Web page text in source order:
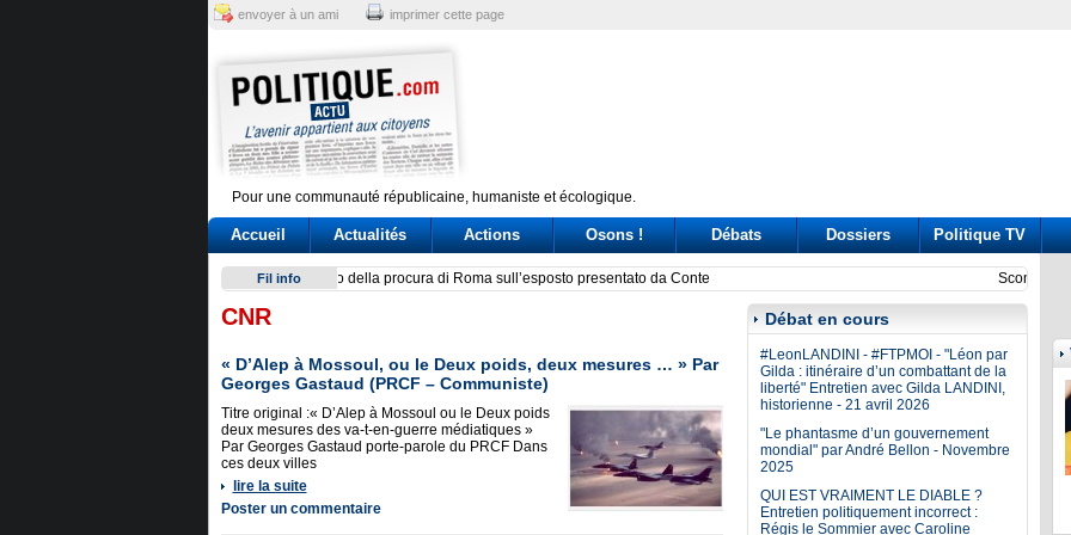
envoyer à un ami imprimer cette page
Pour une communauté républicaine, humaniste et écologique.
Accueil Actualités Actions Osons ! Débats Dossiers Politique TV
Fil info Scontro su Schengen, tensioni nel governo. Passa la linea dura ma si teme il boomerang
CNR
« D’Alep à Mossoul, ou le Deux poids, deux mesures … » Par
Georges Gastaud (PRCF – Communiste)
Titre original :« D’Alep à Mossoul ou le Deux poids
deux mesures des va-t-en-guerre médiatiques »
Par Georges Gastaud porte-parole du PRCF Dans
ces deux villes
lire la suite
Poster un commentaire
Débat en cours
#LeonLANDINI - #FTPMOI - "Léon par
Gilda : itinéraire d’un combattant de la
liberté" Entretien avec Gilda LANDINI,
historienne - 21 avril 2026
"Le phantasme d’un gouvernement
mondial" par André Bellon - Novembre
2025
QUI EST VRAIMENT LE DIABLE ?
Entretien politiquement incorrect :
Régis le Sommier avec Caroline